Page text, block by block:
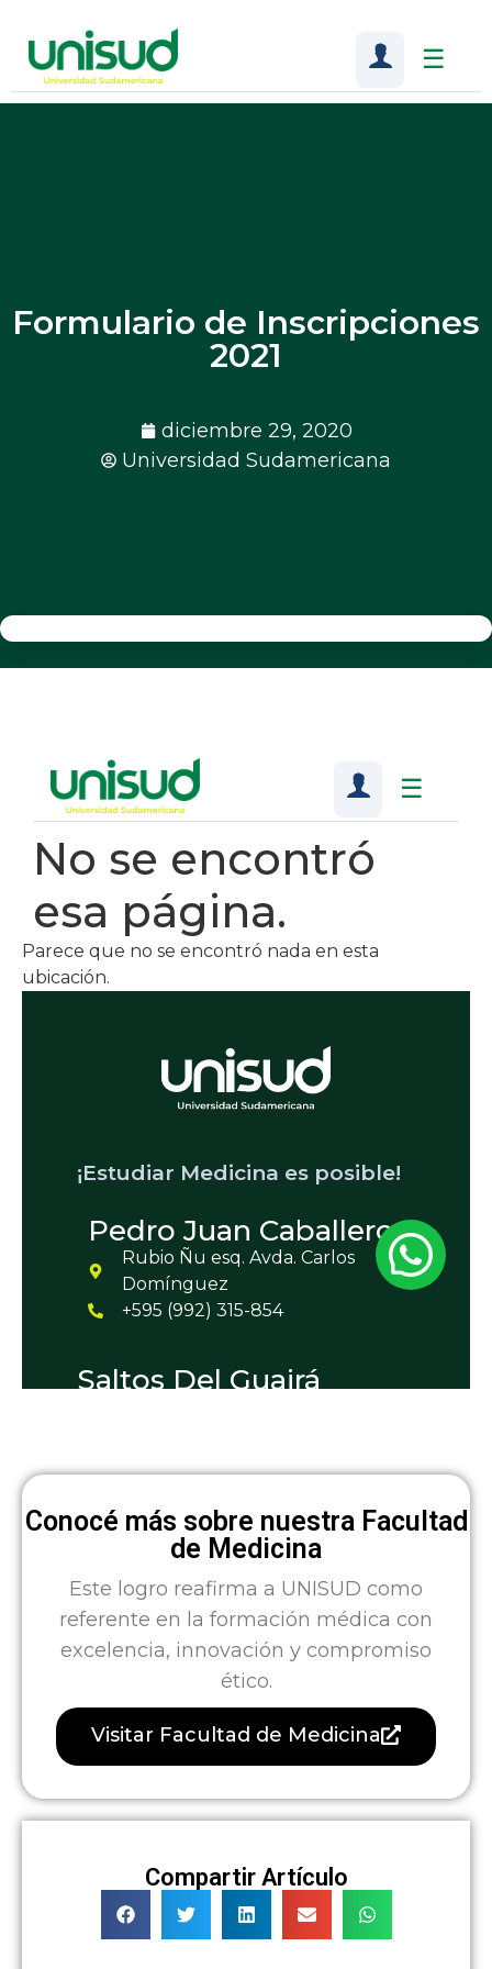
☰
Formulario de Inscripciones
2021
diciembre 29, 2020
Universidad Sudamericana
Conocé más sobre nuestra Facultad
de Medicina
Este logro reafirma a UNISUD como
referente en la formación médica con
excelencia, innovación y compromiso
ético.
Visitar Facultad de Medicina
Compartir Artículo